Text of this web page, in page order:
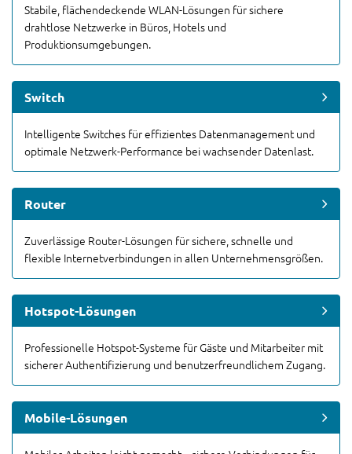
Stabile, flächendeckende WLAN-Lösungen für sichere
drahtlose Netzwerke in Büros, Hotels und
Produktionsumgebungen.
Switch
Intelligente Switches für effizientes Datenmanagement und
optimale Netzwerk-Performance bei wachsender Datenlast.
Router
Zuverlässige Router-Lösungen für sichere, schnelle und
flexible Internetverbindungen in allen Unternehmensgrößen.
Hotspot-Lösungen
Professionelle Hotspot-Systeme für Gäste und Mitarbeiter mit
sicherer Authentifizierung und benutzerfreundlichem Zugang.
Mobile-Lösungen